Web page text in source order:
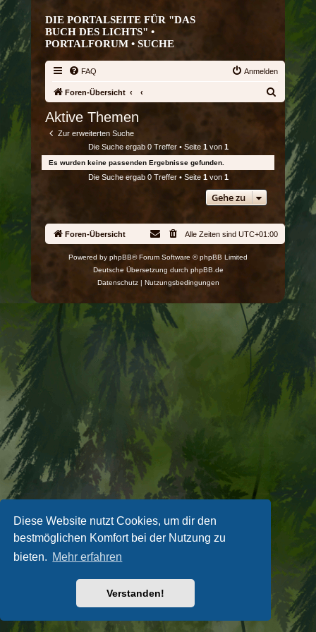
Diese Website nutzt Cookies, um dir den
bestmöglichen Komfort bei der Nutzung zu
bieten. Mehr erfahren
Verstanden!
DIE PORTALSEITE FÜR "DAS
BUCH DES LICHTS" •
PORTALFORUM • SUCHE
FAQ Anmelden
Foren-Übersicht
Aktive Themen
Zur erweiterten Suche
Die Suche ergab 0 Treffer • Seite 1von 1
Es wurden keine passenden Ergebnisse gefunden.
Die Suche ergab 0 Treffer • Seite 1von 1
Gehe zu
Foren-Übersicht Alle Zeiten sind UTC+01:00
Powered by phpBB® Forum Software © phpBB Limited
Deutsche Übersetzung durch phpBB.de
Datenschutz| Nutzungsbedingungen